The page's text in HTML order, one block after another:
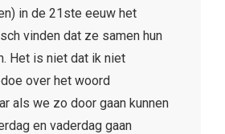
in de 21ste eeuw het
vinden dat ze samen hun
Het is niet dat ik niet
over het woord
als we zo door gaan kunnen
en vaderdag gaan